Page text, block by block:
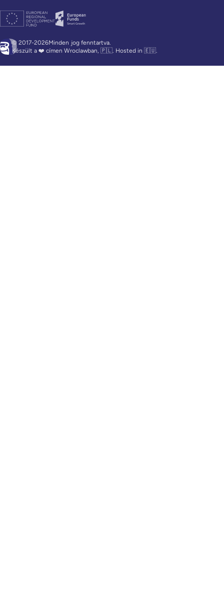
© 2017-2026Minden jog fenntartva.
Készült a ❤️ címen Wroclawban, 🇵🇱. Hosted in 🇪🇺.